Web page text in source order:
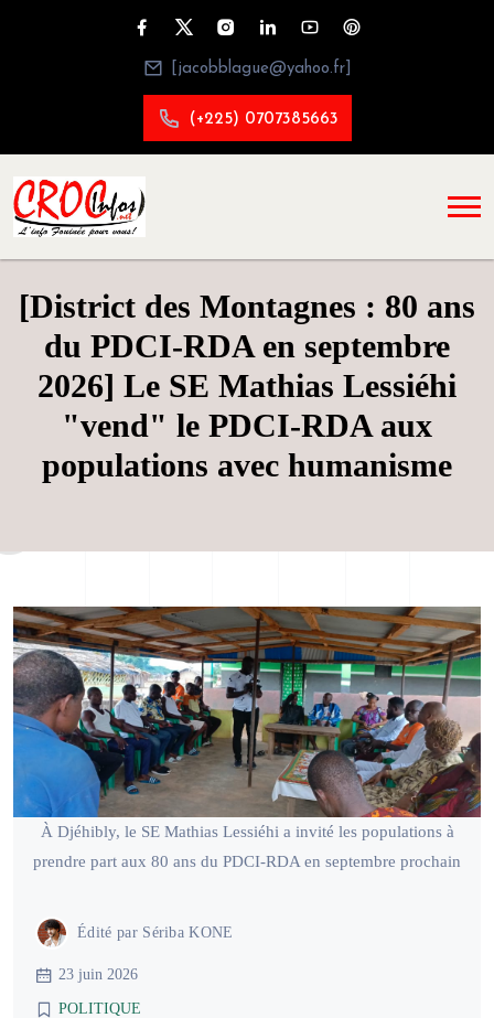
[jacobblague@yahoo.fr]
(+225) 0707385663
[District des Montagnes : 80 ans
du PDCI-RDA en septembre
2026] Le SE Mathias Lessiéhi
"vend" le PDCI-RDA aux
populations avec humanisme
À Djéhibly, le SE Mathias Lessiéhi a invité les populations à
prendre part aux 80 ans du PDCI-RDA en septembre prochain
Édité par Sériba KONE
23 juin 2026
POLITIQUE